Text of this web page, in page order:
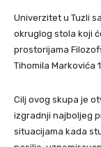
Univerzitet u Tuzli
okruglog stola koji
prostorijama
Tihomila Markovića
Cilj ovog skupa je
izgradnji najboljeg
situacijama kada